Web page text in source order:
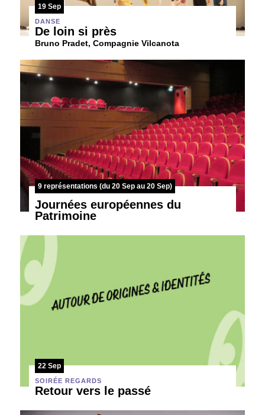
19 Sep
DANSE
De loin si près
Bruno Pradet, Compagnie Vilcanota
9 représentations (du 20 Sep au 20 Sep)
Journées européennes du
Patrimoine
22 Sep
SOIRÉE REGARDS
Retour vers le passé